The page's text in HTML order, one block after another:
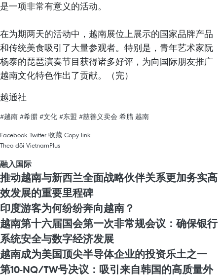
是一项非常有意义的活动。
在为期两天的活动中，越南展位上展示的国家品牌产品
和传统美食吸引了大量参观者。特别是，青年艺术家阮
杨泰的琵琶演奏节目获得诸多好评，为向国际朋友推广
越南文化特色作出了贡献。（完）
越通社
#越南 #希腊 #文化 #东盟 #慈善义卖会 希腊 越南
Facebook Twitter 收藏 Copy link
Theo dõi VietnamPlus
融入国际
推动越南与新西兰全面战略伙伴关系更加务实高
效发展的重要里程碑
印度游客为何纷纷奔向越南？
越南第十六届国会第一次非常规会议：确保银行
系统安全与数字经济发展
越南成为美国顶尖半导体企业的投资乐土之一
第10-NQ/TW号决议：吸引来自韩国的高质量外